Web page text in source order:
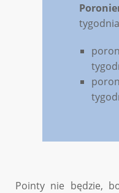
Pointy nie będzie,